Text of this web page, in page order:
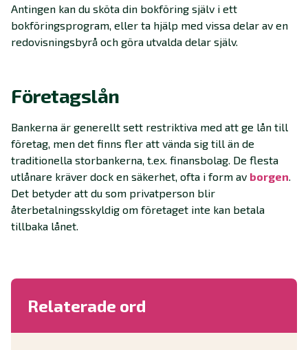
Antingen kan du sköta din bokföring själv i ett
bokföringsprogram, eller ta hjälp med vissa delar av en
redovisningsbyrå och göra utvalda delar själv.
Företagslån
Bankerna är generellt sett restriktiva med att ge lån till
företag, men det finns fler att vända sig till än de
traditionella storbankerna, t.ex. finansbolag. De flesta
utlånare kräver dock en säkerhet, ofta i form av borgen.
Det betyder att du som privatperson blir
återbetalningsskyldig om företaget inte kan betala
tillbaka lånet.
Relaterade ord